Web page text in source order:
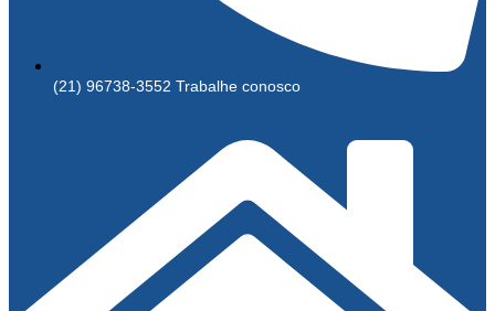
(21) 96738-3552 Trabalhe conosco